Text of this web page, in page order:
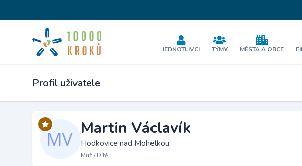
JEDNOTLIVCI TÝMY MĚSTA A OBCE
Profil uživatele
Martin Václavík
Hodkovice nad Mohelkou
Muž / Dítě